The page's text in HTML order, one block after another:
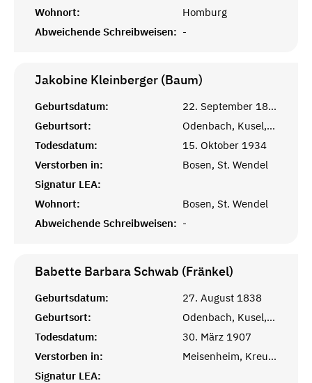
Wohnort:
Homburg
Abweichende Schreibweisen: -
Jakobine Kleinberger (Baum)
Geburtsdatum:
22. September 1862
Geburtsort:
Odenbach, Kusel, Pfalz
Todesdatum:
15. Oktober 1934
Verstorben in:
Bosen, St. Wendel
Signatur LEA:
Wohnort:
Bosen, St. Wendel
Abweichende Schreibweisen: -
Babette Barbara Schwab (Fränkel)
Geburtsdatum:
27. August 1838
Geburtsort:
Odenbach, Kusel, Pfalz
Todesdatum:
30. März 1907
Verstorben in:
Meisenheim, Kreuznach, Pfalz
Signatur LEA: